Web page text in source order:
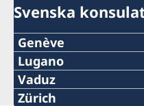
Svenska
Genève
Tel:
+41 22 322 16 92
Lugano
Telefon:
Vaduz
Telefon:
Zürich